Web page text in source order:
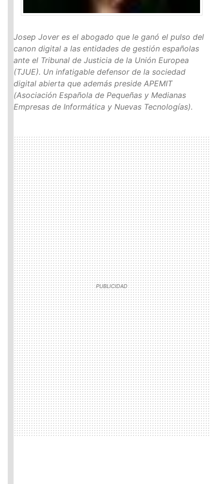
Josep Jover es el abogado que le ganó el pulso del
canon digital a las entidades de gestión españolas
ante el Tribunal de Justicia de la Unión Europea
(TJUE). Un infatigable defensor de la sociedad
digital abierta que además preside APEMIT
(Asociación Española de Pequeñas y Medianas
Empresas de Informática y Nuevas Tecnologías).